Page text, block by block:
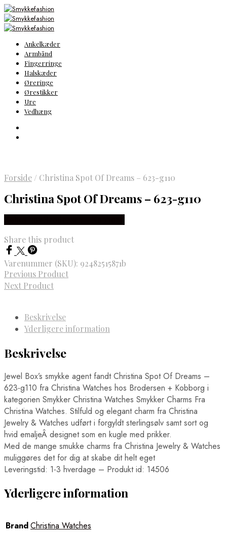
Ankelkæder
Armbånd
Fingerringe
Halskæder
Øreringe
Ørestikker
Ure
Vedhæng
Forside / Christina Spot Of Dreams – 623-g110
Christina Spot Of Dreams – 623-g110
Share this product
Varenummer (SKU): 92482515871b
Previous Product
Next Product
Beskrivelse
Yderligere information
Beskrivelse
Jewel Box’s smykke agent fandt Christina Spot Of Dreams –
623-g110 fra Christina Watches hos Brodersen + Kobborg i
kategorien Smykker Christina Watches Smykker Charms Fra
Christina Watches. Stilfuld og elegant charm fra Christina
Jewelry & Watches udført i forgyldt sterlingsølv samt sort og
hvid emaljeÂ designet som en kugle med prikker.
Med de mange smukke charms fra Christina Jewelry & Watches
muliggøres det for dig at skabe dit helt eget
Leveringstid: 1-3 hverdage – Produkt id: 14506
Yderligere information
BrandChristina Watches